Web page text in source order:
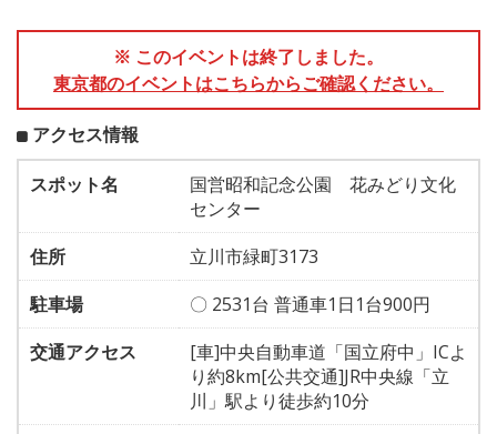
※ このイベントは終了しました。
東京都のイベントはこちらからご確認ください。
アクセス情報
スポット名
国営昭和記念公園 花みどり文化
センター
住所
立川市緑町3173
駐車場
〇 2531台 普通車1日1台900円
交通アクセス
[車]中央自動車道「国立府中」ICよ
り約8km[公共交通]JR中央線「立
川」駅より徒歩約10分